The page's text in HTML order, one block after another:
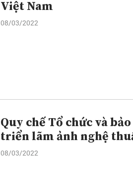
Việt Nam
08/03/2022
Quy chế Tổ chức và
triển lãm ảnh nghệ
08/03/2022